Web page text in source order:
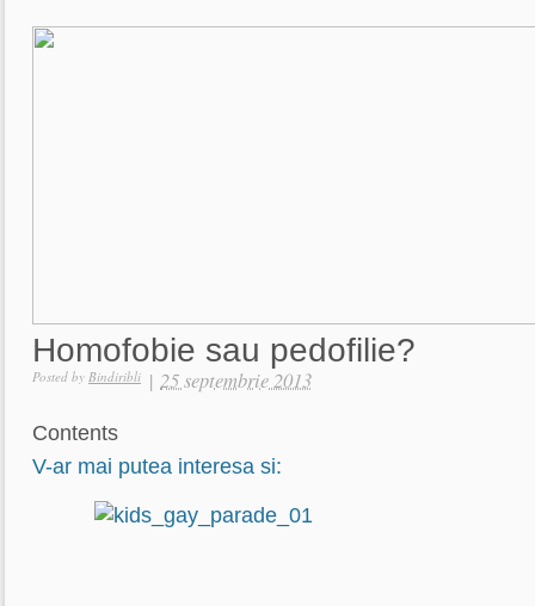
Homofobie sau pedofilie?
Posted by Bindiribli | 25 septembrie 2013
Contents
V-ar mai putea interesa si: